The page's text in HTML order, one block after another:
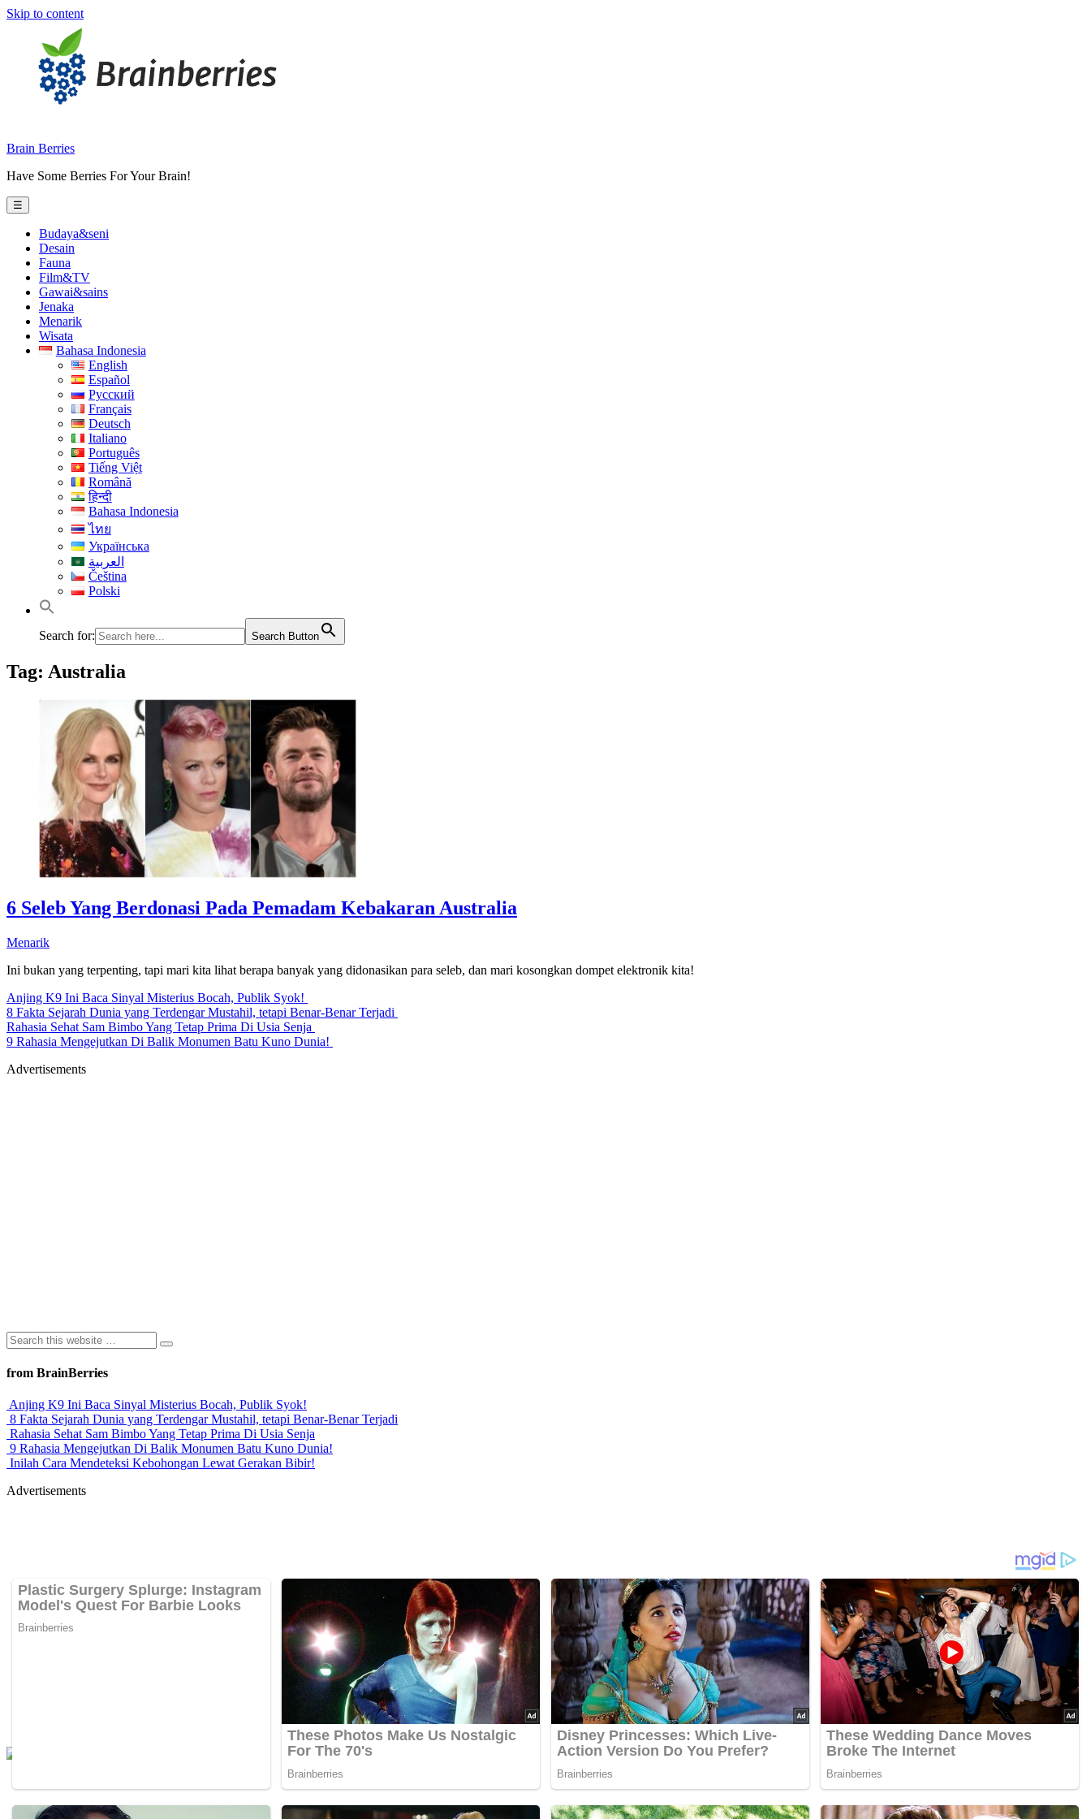
Skip to content
Brain Berries
Have Some Berries For Your Brain!
☰
Budaya&seni
Desain
Fauna
Film&TV
Gawai&sains
Jenaka
Menarik
Wisata
Bahasa Indonesia
English
Español
Русский
Français
Deutsch
Italiano
Português
Tiếng Việt
Română
हिन्दी
Bahasa Indonesia
ไทย
Українська
العربية
Čeština
Polski
Search for: Search Button
Tag: Australia
6 Seleb Yang Berdonasi Pada Pemadam Kebakaran Australia
Menarik
Ini bukan yang terpenting, tapi mari kita lihat berapa banyak yang didonasikan para seleb, dan mari kosongkan dompet elektronik kita!
Anjing K9 Ini Baca Sinyal Misterius Bocah, Publik Syok!
8 Fakta Sejarah Dunia yang Terdengar Mustahil, tetapi Benar-Benar Terjadi
Rahasia Sehat Sam Bimbo Yang Tetap Prima Di Usia Senja
9 Rahasia Mengejutkan Di Balik Monumen Batu Kuno Dunia!
Advertisements
from BrainBerries
Anjing K9 Ini Baca Sinyal Misterius Bocah, Publik Syok!
8 Fakta Sejarah Dunia yang Terdengar Mustahil, tetapi Benar-Benar Terjadi
Rahasia Sehat Sam Bimbo Yang Tetap Prima Di Usia Senja
9 Rahasia Mengejutkan Di Balik Monumen Batu Kuno Dunia!
Inilah Cara Mendeteksi Kebohongan Lewat Gerakan Bibir!
Advertisements